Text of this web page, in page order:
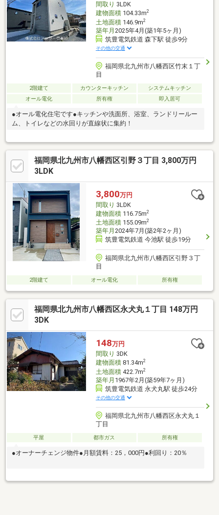
間取り 3LDK
建物面積104.33m2
土地面積146.9m2
築年月 2025年4月(築1年5ヶ月)
筑豊電気鉄道 森下駅 徒歩9分
その他の交通
福岡県北九州市八幡西区竹末１丁
目
2階建て カウンターキッチン
システムキッチン
オール電化
所有権 即入居可
●オール電化住宅です●キッチンや洗面所、浴室、ランドリールー
ム、トイレなどの水回りが直線状に集約！
福岡県北九州市八幡西区引野３丁目 3,800万円
3LDK
3,800万円
間取り 3LDK
建物面積116.75m2
土地面積155.09m2
築年月 2024年7月(築2年2ヶ月)
筑豊電気鉄道 今池駅 徒歩19分
福岡県北九州市八幡西区引野３丁
目
2階建て オール電化 所有権
福岡県北九州市八幡西区永犬丸１丁目 148万円
3DK
148万円
間取り 3DK
建物面積81.34m2
土地面積422.7m2
築年月 1967年2月(築59年7ヶ月)
筑豊電気鉄道 永犬丸駅 徒歩24分
その他の交通
福岡県北九州市八幡西区永犬丸１
丁目
平屋 都市ガス 所有権
●オーナーチェンジ物件●月額賃料：25，000円●利回り：20％